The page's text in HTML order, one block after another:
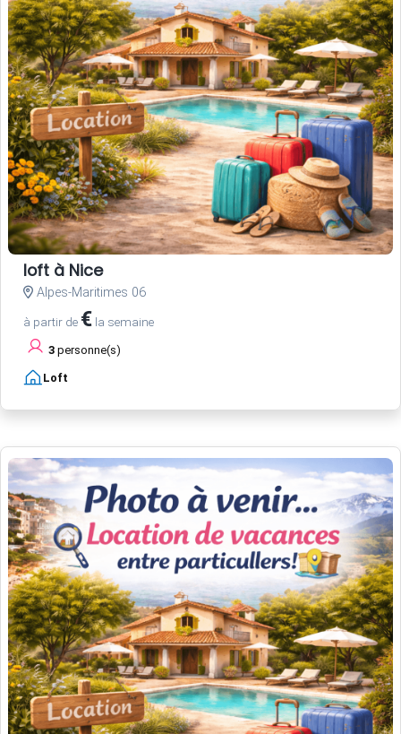
loft à Nice
Alpes-Maritimes 06
à partir de € la semaine
3 personne(s)
Loft